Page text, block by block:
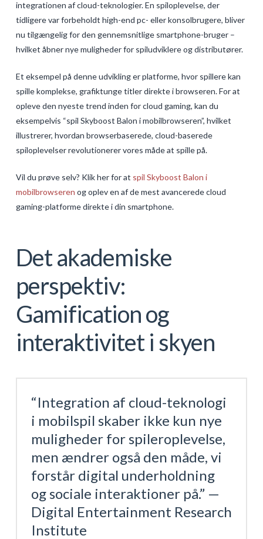
integrationen af cloud-teknologier. En spiloplevelse, der
tidligere var forbeholdt high-end pc- eller konsolbrugere, bliver
nu tilgængelig for den gennemsnitlige smartphone-bruger –
hvilket åbner nye muligheder for spiludviklere og distributører.
Et eksempel på denne udvikling er platforme, hvor spillere kan
spille komplekse, grafiktunge titler direkte i browseren. For at
opleve den nyeste trend inden for cloud gaming, kan du
eksempelvis “spil Skyboost Balon i mobilbrowseren”, hvilket
illustrerer, hvordan browserbaserede, cloud-baserede
spiloplevelser revolutionerer vores måde at spille på.
Vil du prøve selv? Klik her for at spil Skyboost Balon i
mobilbrowseren og oplev en af de mest avancerede cloud
gaming-platforme direkte i din smartphone.
Det akademiske
perspektiv:
Gamification og
interaktivitet i skyen
“Integration af cloud-teknologi
i mobilspil skaber ikke kun nye
muligheder for spileroplevelse,
men ændrer også den måde, vi
forstår digital underholdning
og sociale interaktioner på.” —
Digital Entertainment Research
Institute